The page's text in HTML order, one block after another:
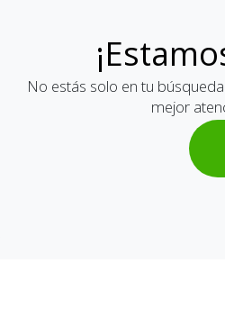
No estás solo en tu
mejor